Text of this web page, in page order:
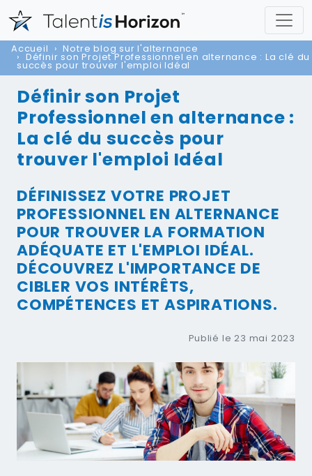
Accueil Notre blog sur l'alternance
Définir son Projet Professionnel en alternance : La clé du
succès pour trouver l'emploi Idéal
Définir son Projet
Professionnel en alternance :
La clé du succès pour
trouver l'emploi Idéal
DÉFINISSEZ VOTRE PROJET
PROFESSIONNEL EN ALTERNANCE
POUR TROUVER LA FORMATION
ADÉQUATE ET L'EMPLOI IDÉAL.
DÉCOUVREZ L'IMPORTANCE DE
CIBLER VOS INTÉRÊTS,
COMPÉTENCES ET ASPIRATIONS.
Publié le 23 mai 2023